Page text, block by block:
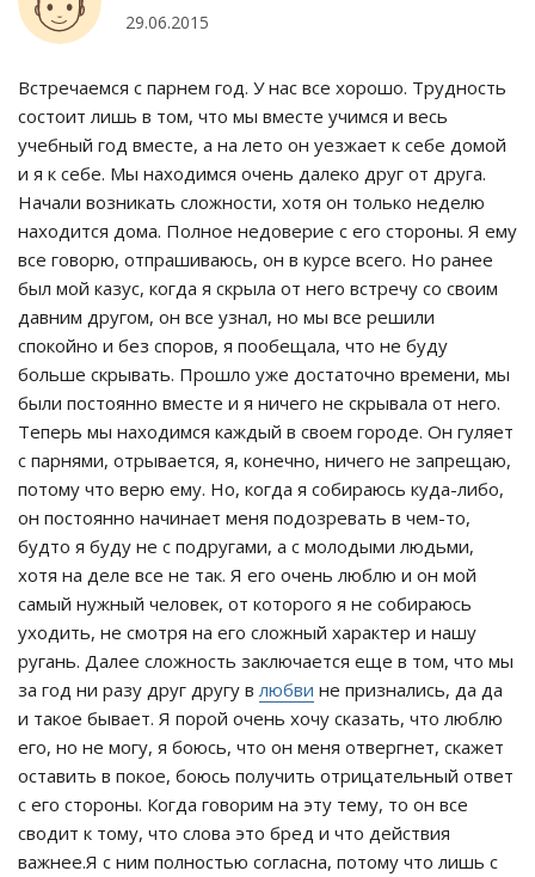
29.06.2015
Встречаемся с парнем год. У нас все хорошо. Трудность
состоит лишь в том, что мы вместе учимся и весь
учебный год вместе, а на лето он уезжает к себе домой
и я к себе. Мы находимся очень далеко друг от друга.
Начали возникать сложности, хотя он только неделю
находится дома. Полное недоверие с его стороны. Я ему
все говорю, отпрашиваюсь, он в курсе всего. Но ранее
был мой казус, когда я скрыла от него встречу со своим
давним другом, он все узнал, но мы все решили
спокойно и без споров, я пообещала, что не буду
больше скрывать. Прошло уже достаточно времени, мы
были постоянно вместе и я ничего не скрывала от него.
Теперь мы находимся каждый в своем городе. Он гуляет
с парнями, отрывается, я, конечно, ничего не запрещаю,
потому что верю ему. Но, когда я собираюсь куда-либо,
он постоянно начинает меня подозревать в чем-то,
будто я буду не с подругами, а с молодыми людьми,
хотя на деле все не так. Я его очень люблю и он мой
самый нужный человек, от которого я не собираюсь
уходить, не смотря на его сложный характер и нашу
ругань. Далее сложность заключается еще в том, что мы
за год ни разу друг другу влюбви не признались, да да
и такое бывает. Я порой очень хочу сказать, что люблю
его, но не могу, я боюсь, что он меня отвергнет, скажет
оставить в покое, боюсь получить отрицательный ответ
с его стороны. Когда говорим на эту тему, то он все
сводит к тому, что слова это бред и что действия
важнее.Я с ним полностью согласна, потому что лишь с